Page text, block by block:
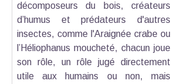
décomposeurs du bois, créateurs
d’humus et prédateurs d'autres
insectes, comme l'Araignée crabe ou
l’Héliophanus moucheté, chacun joue
son rôle, un rôle jugé directement
utile aux humains ou non, mais